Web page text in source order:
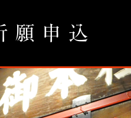
願 申 込